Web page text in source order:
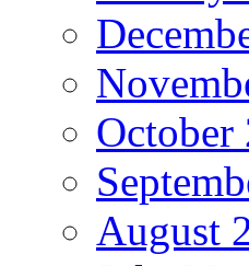
October
August